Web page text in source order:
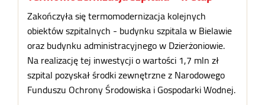
Zakończyła się termomodernizacja kolejnych
obiektów szpitalnych - budynku szpitala w Bielawie
oraz budynku administracyjnego w Dzierżoniowie.
Na realizację tej inwestycji o wartości 1,7 mln zł
szpital pozyskał środki zewnętrzne z Narodowego
Funduszu Ochrony Środowiska i Gospodarki Wodnej.